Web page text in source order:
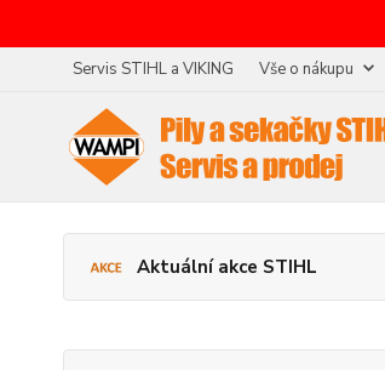
Servis STIHL a VIKING Vše o nákupu
Aktuální akce STIHL